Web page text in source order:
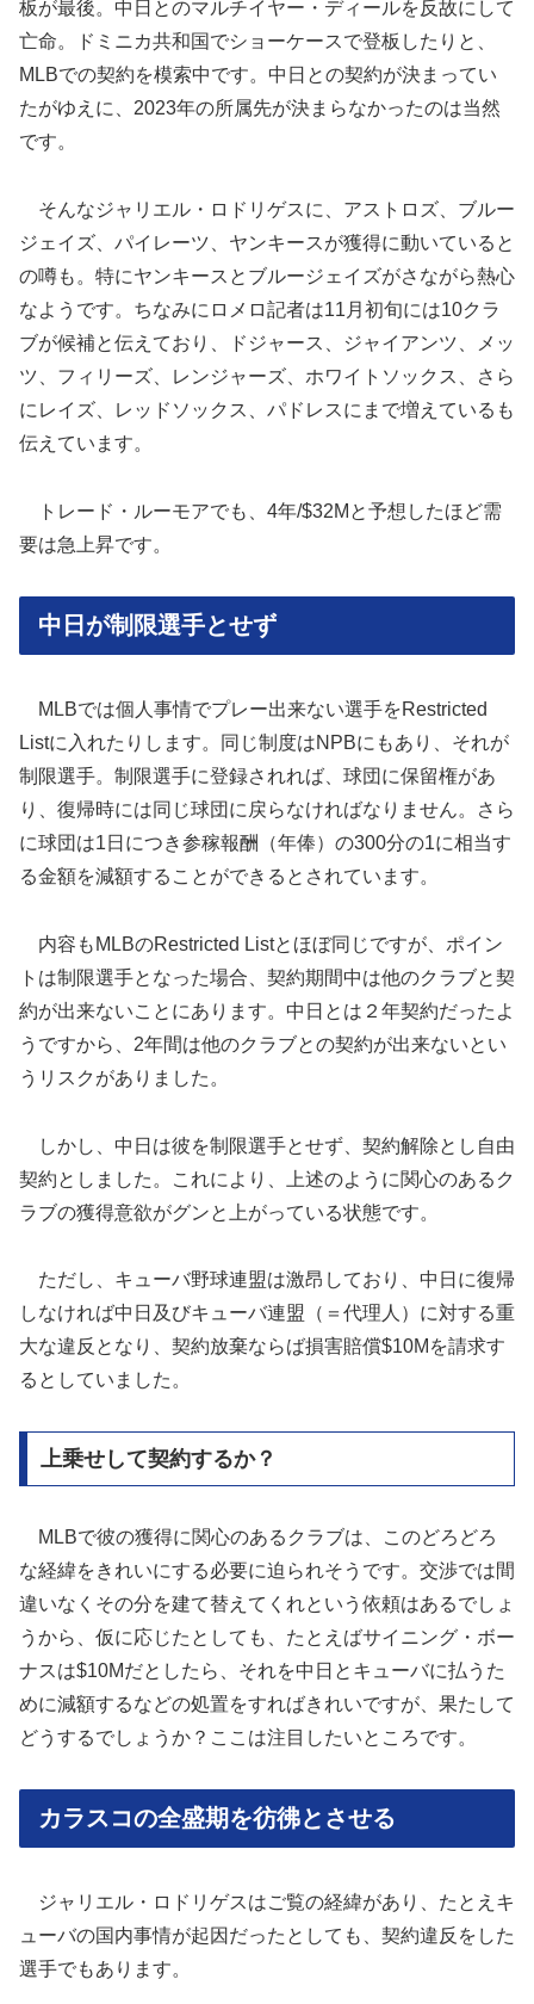
板が最後。中日とのマルチイヤー・ディールを反故にして
亡命。ドミニカ共和国でショーケースで登板したりと、
MLBでの契約を模索中です。中日との契約が決まってい
たがゆえに、2023年の所属先が決まらなかったのは当然
です。
そんなジャリエル・ロドリゲスに、アストロズ、ブルー
ジェイズ、パイレーツ、ヤンキースが獲得に動いていると
の噂も。特にヤンキースとブルージェイズがさながら熱心
なようです。ちなみにロメロ記者は11月初旬には10クラ
ブが候補と伝えており、ドジャース、ジャイアンツ、メッ
ツ、フィリーズ、レンジャーズ、ホワイトソックス、さら
にレイズ、レッドソックス、パドレスにまで増えているも
伝えています。
トレード・ルーモアでも、4年/$32Mと予想したほど需
要は急上昇です。
中日が制限選手とせず
MLBでは個人事情でプレー出来ない選手をRestricted
Listに入れたりします。同じ制度はNPBにもあり、それが
制限選手。制限選手に登録されれば、球団に保留権があ
り、復帰時には同じ球団に戻らなければなりません。さら
に球団は1日につき参稼報酬（年俸）の300分の1に相当す
る金額を減額することができるとされています。
内容もMLBのRestricted Listとほぼ同じですが、ポイン
トは制限選手となった場合、契約期間中は他のクラブと契
約が出来ないことにあります。中日とは２年契約だったよ
うですから、2年間は他のクラブとの契約が出来ないとい
うリスクがありました。
しかし、中日は彼を制限選手とせず、契約解除とし自由
契約としました。これにより、上述のように関心のあるク
ラブの獲得意欲がグンと上がっている状態です。
ただし、キューバ野球連盟は激昂しており、中日に復帰
しなければ中日及びキューバ連盟（＝代理人）に対する重
大な違反となり、契約放棄ならば損害賠償$10Mを請求す
るとしていました。
上乗せして契約するか？
MLBで彼の獲得に関心のあるクラブは、このどろどろ
な経緯をきれいにする必要に迫られそうです。交渉では間
違いなくその分を建て替えてくれという依頼はあるでしょ
うから、仮に応じたとしても、たとえばサイニング・ボー
ナスは$10Mだとしたら、それを中日とキューバに払うた
めに減額するなどの処置をすればきれいですが、果たして
どうするでしょうか？ここは注目したいところです。
カラスコの全盛期を彷彿とさせる
ジャリエル・ロドリゲスはご覧の経緯があり、たとえキ
ューバの国内事情が起因だったとしても、契約違反をした
選手でもあります。